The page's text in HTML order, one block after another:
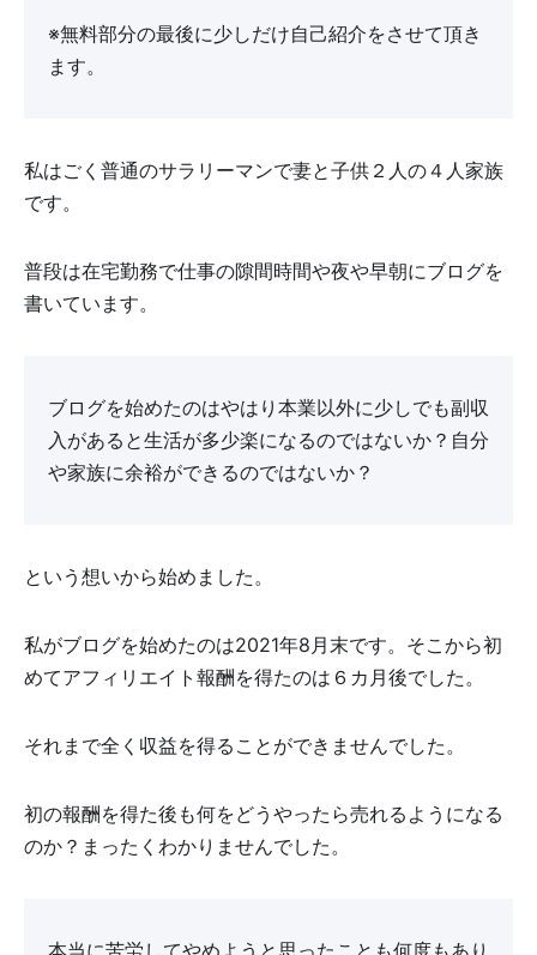
※無料部分の最後に少しだけ自己紹介をさせて頂き
ます。
私はごく普通のサラリーマンで妻と子供２人の４人家族
です。
普段は在宅勤務で仕事の隙間時間や夜や早朝にブログを
書いています。
ブログを始めたのはやはり本業以外に少しでも副収
入があると生活が多少楽になるのではないか？自分
や家族に余裕ができるのではないか？
という想いから始めました。
私がブログを始めたのは2021年8月末です。そこから初
めてアフィリエイト報酬を得たのは６カ月後でした。
それまで全く収益を得ることができませんでした。
初の報酬を得た後も何をどうやったら売れるようになる
のか？まったくわかりませんでした。
本当に苦労してやめようと思ったことも何度もあり